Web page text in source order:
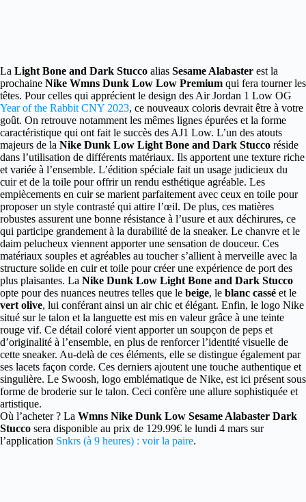
La Light Bone and Dark Stucco alias Sesame Alabaster est la
prochaine Nike Wmns Dunk Low Low Premium qui fera tourner les
têtes. Pour celles qui apprécient le design des Air Jordan 1 Low OG
Year of the Rabbit CNY 2023, ce nouveaux coloris devrait être à votre
goût. On retrouve notamment les mêmes lignes épurées et la forme
caractéristique qui ont fait le succès des AJ1 Low. L’un des atouts
majeurs de la Nike Dunk Low Light Bone and Dark Stucco réside
dans l’utilisation de différents matériaux. Ils apportent une texture riche
et variée à l’ensemble. L’édition spéciale fait un usage judicieux du
cuir et de la toile pour offrir un rendu esthétique agréable. Les
empiècements en cuir se marient parfaitement avec ceux en toile pour
proposer un style contrasté qui attire l’œil. De plus, ces matières
robustes assurent une bonne résistance à l’usure et aux déchirures, ce
qui participe grandement à la durabilité de la sneaker. Le chanvre et le
daim pelucheux viennent apporter une sensation de douceur. Ces
matériaux souples et agréables au toucher s’allient à merveille avec la
structure solide en cuir et toile pour créer une expérience de port des
plus plaisantes. La Nike Dunk Low Light Bone and Dark Stucco
opte pour des nuances neutres telles que le beige, le blanc cassé et le
vert olive, lui conférant ainsi un air chic et élégant. Enfin, le logo Nike
situé sur le talon et la languette est mis en valeur grâce à une teinte
rouge vif. Ce détail coloré vient apporter un soupçon de peps et
d’originalité à l’ensemble, en plus de renforcer l’identité visuelle de
cette sneaker. Au-delà de ces éléments, elle se distingue également par
ses lacets façon corde. Ces derniers ajoutent une touche authentique et
singulière. Le Swoosh, logo emblématique de Nike, est ici présent sous
forme de broderie sur le talon. Ceci confère une allure sophistiquée et
artistique.
Où l’acheter ? La Wmns Nike Dunk Low Sesame Alabaster Dark
Stucco sera disponible au prix de 129.99€ le lundi 4 mars sur
l’application Snkrs (à 9 heures) : voir la paire.